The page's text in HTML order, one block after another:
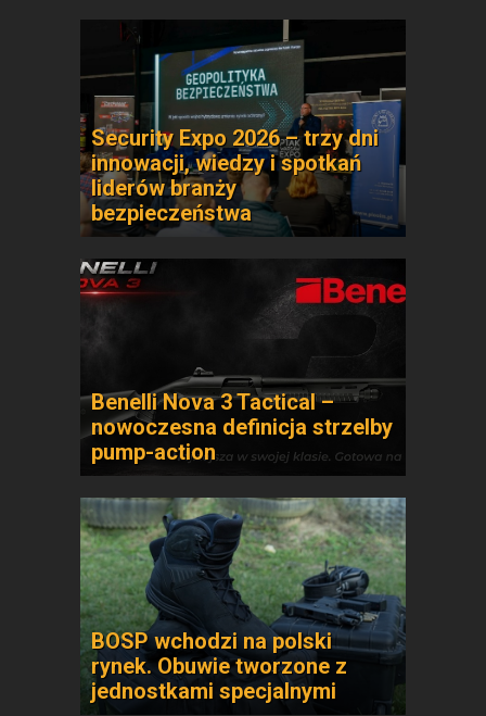
Security Expo 2026 – trzy dni
innowacji, wiedzy i spotkań
liderów branży
bezpieczeństwa
Benelli Nova 3 Tactical –
nowoczesna definicja strzelby
pump-action
BOSP wchodzi na polski
rynek. Obuwie tworzone z
jednostkami specjalnymi